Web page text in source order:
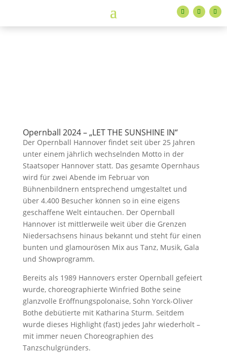
Opernball 2024 – „LET THE SUNSHINE IN“
Der Opernball Hannover findet seit über 25 Jahren
unter einem jährlich wechselnden Motto in der
Staatsoper Hannover statt. Das gesamte Opernhaus
wird für zwei Abende im Februar von
Bühnenbildnern entsprechend umgestaltet und
über 4.400 Besucher können so in eine eigens
geschaffene Welt eintauchen. Der Opernball
Hannover ist mittlerweile weit über die Grenzen
Niedersachsens hinaus bekannt und steht für einen
bunten und glamourösen Mix aus Tanz, Musik, Gala
und Showprogramm.
Bereits als 1989 Hannovers erster Opernball gefeiert
wurde, choreographierte Winfried Bothe seine
glanzvolle Eröffnungspolonaise, Sohn Yorck-Oliver
Bothe debütierte mit Katharina Sturm. Seitdem
wurde dieses Highlight (fast) jedes Jahr wiederholt –
mit immer neuen Choreographien des
Tanzschulgründers.